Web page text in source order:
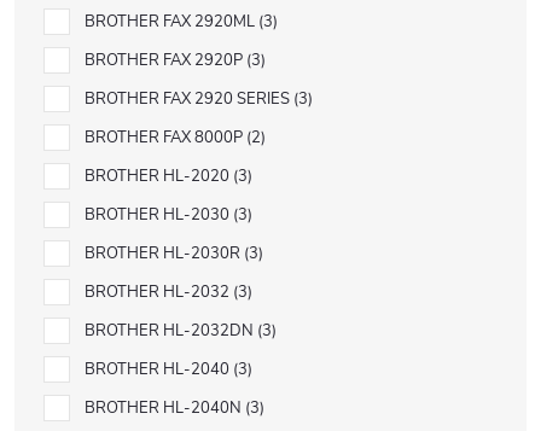
BROTHER FAX 2920ML 3
BROTHER FAX 2920P 3
BROTHER FAX 2920 SERIES 3
BROTHER FAX 8000P 2
BROTHER HL-2020 3
BROTHER HL-2030 3
BROTHER HL-2030R 3
BROTHER HL-2032 3
BROTHER HL-2032DN 3
BROTHER HL-2040 3
BROTHER HL-2040N 3